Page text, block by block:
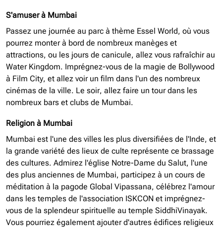
S'amuser à Mumbai
Passez une journée au parc à thème Essel World, où vous
pourrez monter à bord de nombreux manèges et
attractions, ou les jours de canicule, allez vous rafraîchir au
Water Kingdom. Imprégnez-vous de la magie de Bollywood
à Film City, et allez voir un film dans l'un des nombreux
cinémas de la ville. Le soir, allez faire un tour dans les
nombreux bars et clubs de Mumbai.
Religion à Mumbai
Mumbai est l'une des villes les plus diversifiées de l'Inde, et
la grande variété des lieux de culte représente ce brassage
des cultures. Admirez l'église Notre-Dame du Salut, l'une
des plus anciennes de Mumbai, participez à un cours de
méditation à la pagode Global Vipassana, célébrez l'amour
dans les temples de l'association ISKCON et imprégnez-
vous de la splendeur spirituelle au temple SiddhiVinayak.
Vous pourriez également ajouter d'autres édifices religieux